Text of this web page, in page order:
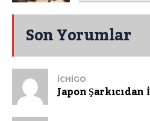
Son Yorumlar
ICHIGO
Japon